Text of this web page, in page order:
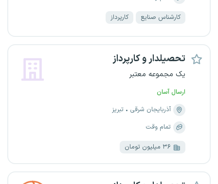
کارشناس صنایع کارپرداز
تحصیلدار و کارپرداز
یک مجموعه معتبر
ارسال آسان
آذربایجان شرقی
تبریز
تمام وقت
۳۶ میلیون تومان